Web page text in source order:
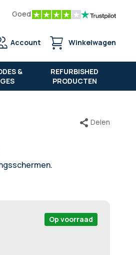
Goed
Account Winkelwagen
&
REFURBISHED
PRODUCTEN
Delen
Op voorraad